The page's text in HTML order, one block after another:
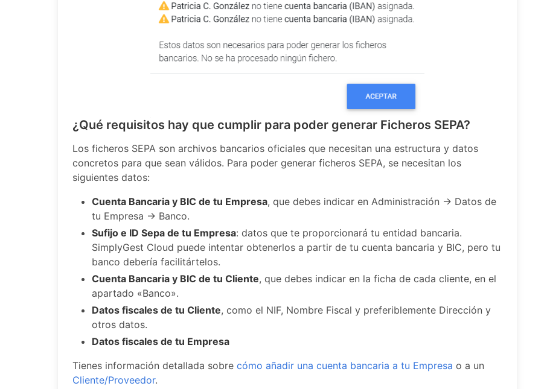
¿Qué requisitos hay que cumplir para poder generar Ficheros SEPA?
Los ficheros SEPA son archivos bancarios oficiales que necesitan una estructura y datos
concretos para que sean válidos. Para poder generar ficheros SEPA, se necesitan los
siguientes datos:
Cuenta Bancaria y BIC de tu Empresa, que debes indicar en Administración -> Datos de
tu Empresa -> Banco.
Sufijo e ID Sepa de tu Empresa: datos que te proporcionará tu entidad bancaria.
SimplyGest Cloud puede intentar obtenerlos a partir de tu cuenta bancaria y BIC, pero tu
banco debería facilitártelos.
Cuenta Bancaria y BIC de tu Cliente, que debes indicar en la ficha de cada cliente, en el
apartado «Banco».
Datos fiscales de tu Cliente, como el NIF, Nombre Fiscal y preferiblemente Dirección y
otros datos.
Datos fiscales de tu Empresa
Tienes información detallada sobre cómo añadir una cuenta bancaria a tu Empresa o a un
Cliente/Proveedor.